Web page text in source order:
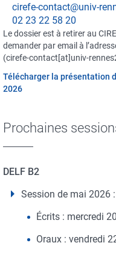
du
contact
cirefe-contact@univ-
Téléphone
02 23 22 58 20
Le dossier est à retirer au
demander par email à
(cirefe-contact[at]univ-
Télécharger la présentation
2026
Prochaines
DELF B2
Session de mai 2026 :
Écrits : mercredi
Oraux : vendredi